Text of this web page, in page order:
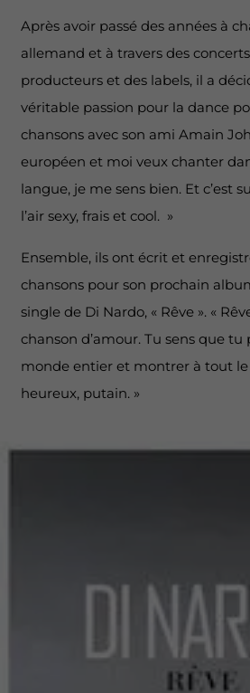
Après avoir passé des années à
allemand et à travers des
producteurs et des labels, il a
véritable passion pour la dance
chansons avec son ami Amain
européen et moi veux chanter
langue, je me sens bien. Et c’est
l’air sexy, frais et cool. »
Ensemble, ils ont écrit et
chansons pour son prochain
single de Di Nardo, « Rêve ». «
chanson d’amour. Tu sens que tu
monde entier et montrer à tout
heureux, putain. »